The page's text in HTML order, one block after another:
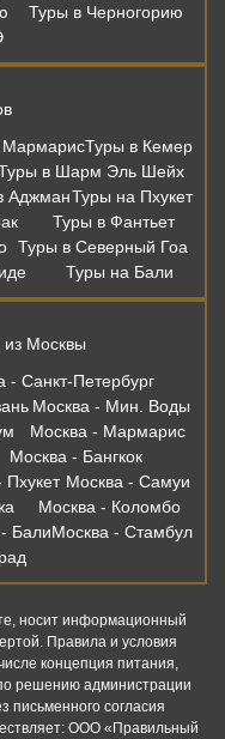
Туры в Черногорию
МармарисТуры в Кемер
в Шарм Эль Шейх
АджманТуры на Пхукет
Туры в Фантьет
Туры в Северный Гоа
Туры на Бали
Москвы
- Санкт-Петербург
Москва - Мин. Воды
Москва - Мармарис
Москва - Бангкок
Пхукет Москва - Самуи
Москва - Коломбо
БалиМосква - Стамбул
носит информационный
Правила и условия
концепция питания,
решению администрации
письменного согласия
ООО «Правильный